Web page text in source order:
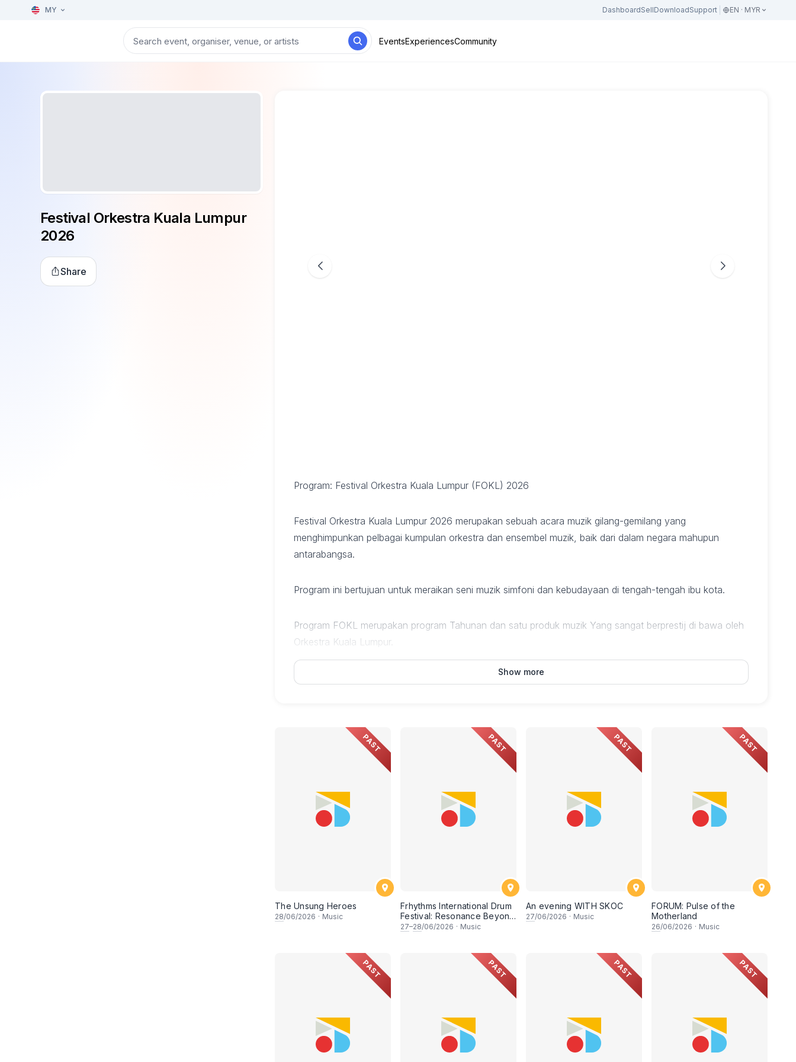
MY DashboardSellDownloadSupport EN · MYR
EventsExperiencesCommunity
Festival Orkestra Kuala Lumpur
2026
Share
Program: Festival Orkestra Kuala Lumpur (FOKL) 2026
Festival Orkestra Kuala Lumpur 2026 merupakan sebuah acara muzik gilang-gemilang yang
menghimpunkan pelbagai kumpulan orkestra dan ensembel muzik, baik dari dalam negara mahupun
antarabangsa.
Program ini bertujuan untuk meraikan seni muzik simfoni dan kebudayaan di tengah-tengah ibu kota.
Program FOKL merupakan program Tahunan dan satu produk muzik Yang sangat berprestij di bawa oleh
Orkestra Kuala Lumpur.
*Maklumat Utama Acara:*
• Lokasi Utama: * Auditorium Dewan Bandaraya Kuala Lumpur (DBKL).
• Serta beberapa lokasi lain yang akan diumumkan.
Festival ini dibahagikan kepada dua kategori penyertaan utama:
1. Kategori Nasional (Malaysia):
Menampilkan 18 kumpulan tempatan terkemuka, antaranya:
1. Orkestra Kuala Lumpur
2. Kuala Lumpur Youth Orchestra
Show more
PAST
The Unsung Heroes
28/06/2026 · Music
PAST
Frhythms International Drum
Festival: Resonance Beyond
Border
27–28/06/2026 · Music
PAST
An evening WITH SKOC
27/06/2026 · Music
PAST
FORUM: Pulse of the
Motherland
26/06/2026 · Music
PAST PAST PAST PAST